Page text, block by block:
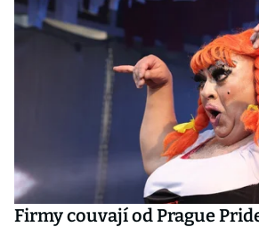
Firmy couvají od Prague